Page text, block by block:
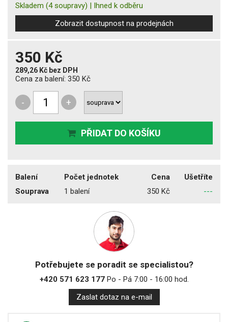
Skladem (4 soupravy) | Ihned k odběru
Zobrazit dostupnost na prodejnách
350 Kč
289,26 Kč bez DPH
Cena za balení: 350 Kč
- +
PŘIDAT DO KOŠÍKU
Balení Počet jednotek Cena
Ušetříte
Souprava
1 balení 350 Kč ---
Potřebujete se poradit se specialistou?
+420 571 623 177Po - Pá 7:00 - 16:00 hod.
Zaslat dotaz na e-mail